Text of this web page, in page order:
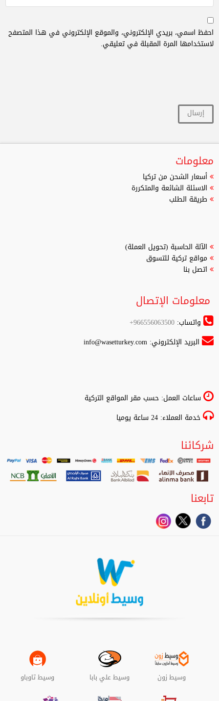
احفظ اسمي، بريدي الإلكتروني، والموقع الإلكتروني في هذا المتصفح
لاستخدامها المرة المقبلة في تعليقي.
معلومات
أسعار الشحن من تركيا
الاسئلة الشائعة والمتكررة
طريقة الطلب
الآلة الحاسبة (تحويل العملة)
مواقع تركية للتسوق
اتصل بنا
معلومات الإتصال
واتساب:966556063500+
البريد الإلكتروني:info@wasetturkey.com
ساعات العمل: حسب مقر المواقع التركية
خدمة العملاء: 24 ساعة يوميا
شركائنا
تابعنا
وسيط زون وسيط علي بابا وسيط تاوباو